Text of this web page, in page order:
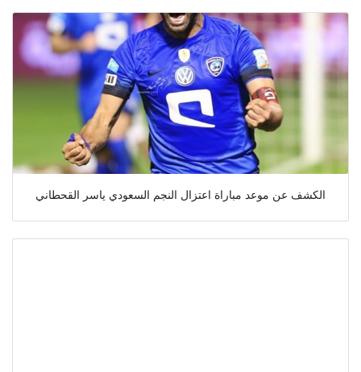
الكشف عن موعد مباراة اعتزال النجم السعودي ياسر القحطاني